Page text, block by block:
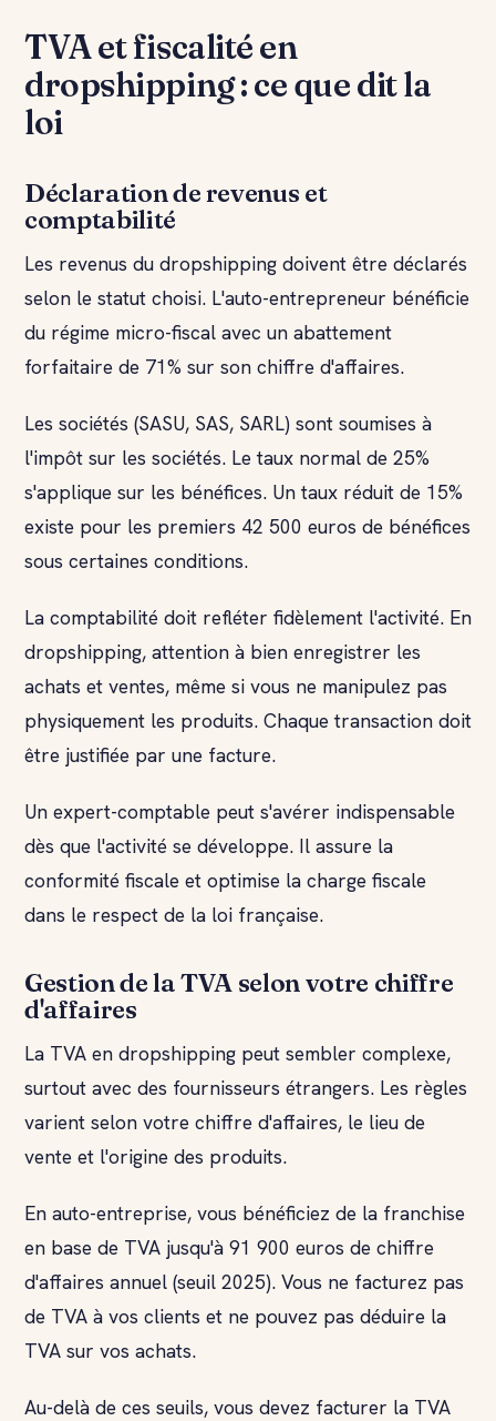
TVA et fiscalité en
dropshipping : ce que dit la
loi
Déclaration de revenus et
comptabilité
Les revenus du dropshipping doivent être déclarés
selon le statut choisi. L'auto-entrepreneur bénéficie
du régime micro-fiscal avec un abattement
forfaitaire de 71% sur son chiffre d'affaires.
Les sociétés (SASU, SAS, SARL) sont soumises à
l'impôt sur les sociétés. Le taux normal de 25%
s'applique sur les bénéfices. Un taux réduit de 15%
existe pour les premiers 42 500 euros de bénéfices
sous certaines conditions.
La comptabilité doit refléter fidèlement l'activité. En
dropshipping, attention à bien enregistrer les
achats et ventes, même si vous ne manipulez pas
physiquement les produits. Chaque transaction doit
être justifiée par une facture.
Un expert-comptable peut s'avérer indispensable
dès que l'activité se développe. Il assure la
conformité fiscale et optimise la charge fiscale
dans le respect de la loi française.
Gestion de la TVA selon votre chiffre
d'affaires
La TVA en dropshipping peut sembler complexe,
surtout avec des fournisseurs étrangers. Les règles
varient selon votre chiffre d'affaires, le lieu de
vente et l'origine des produits.
En auto-entreprise, vous bénéficiez de la franchise
en base de TVA jusqu'à 91 900 euros de chiffre
d'affaires annuel (seuil 2025). Vous ne facturez pas
de TVA à vos clients et ne pouvez pas déduire la
TVA sur vos achats.
Au-delà de ces seuils, vous devez facturer la TVA